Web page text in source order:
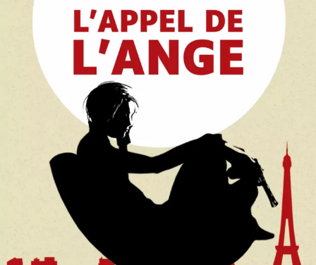
L’Appel de l’ange
Guillaume Musso
28